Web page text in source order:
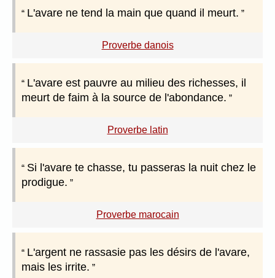
L'avare ne tend la main que quand il meurt.
Proverbe danois
L'avare est pauvre au milieu des richesses, il
meurt de faim à la source de l'abondance.
Proverbe latin
Si l'avare te chasse, tu passeras la nuit chez le
prodigue.
Proverbe marocain
L'argent ne rassasie pas les désirs de l'avare,
mais les irrite.